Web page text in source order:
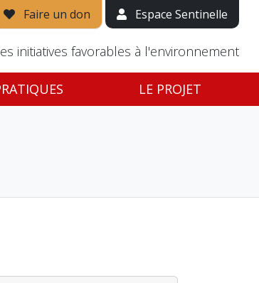
Faire un don Espace Sentinelle
initiatives favorables à l'environnement
LE PROJET